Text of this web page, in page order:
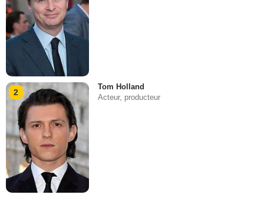
2
Tom Holland
Acteur, producteur